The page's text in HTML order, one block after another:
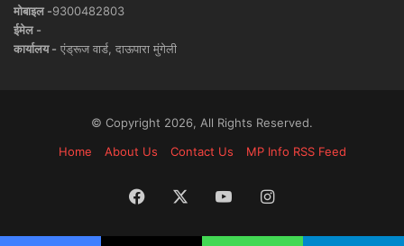
मोबाइल -9300482803
ईमेल -
कार्यालय - एंड्रूज वार्ड, दाऊपारा मुंगेली
© Copyright 2026, All Rights Reserved.
Home
About Us Contact Us MP Info RSS Feed
Facebook YouTubeInstagram